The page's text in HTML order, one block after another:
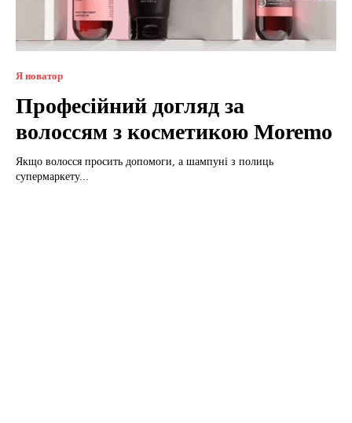
Я новатор
Професійний догляд за
волоссям з косметикою Moremo
Якщо волосся просить допомоги, а шампуні з полиць
супермаркету...